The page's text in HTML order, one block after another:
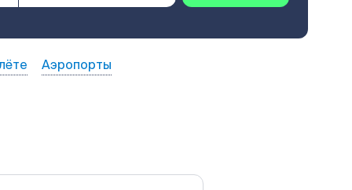
Аэропорты